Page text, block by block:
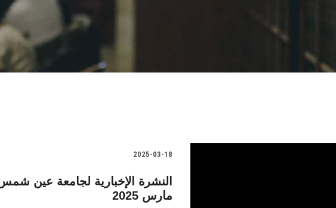
2025-03-18
النشرة الإخبارية لجامعة عين
مارس 2025